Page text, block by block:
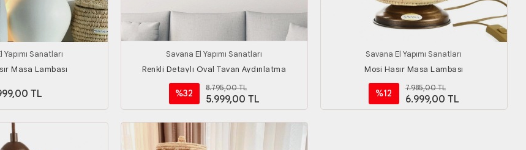
Sanatları
Masa Lambası
TL
Savana El Yapımı Sanatları
Renkli Detaylı Oval Tavan Aydınlatma
%32
8.795,00 TL
5.999,00 TL
Savana El Yapımı Sanatları
Mosi Hasır Masa Lambası
%12
7.985,00 TL
6.999,00 TL